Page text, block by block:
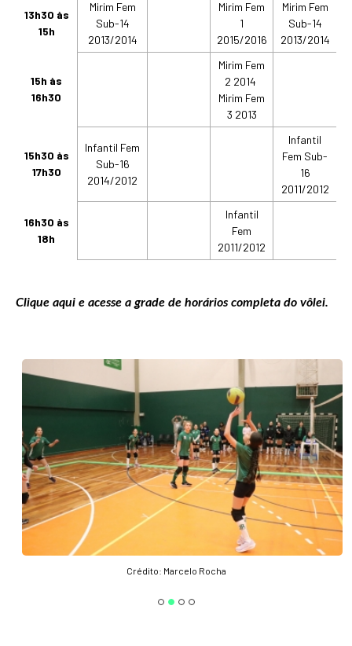
13h30 às
15h
Mirim Fem
Sub-14
2013/2014
Mirim Fem
1
2015/2016
Mirim Fem
Sub-14
2013/2014
15h às
16h30
Mirim Fem
2 2014
Mirim Fem
3 2013
15h30 às
17h30
Infantil Fem
Sub-16
2014/2012
Infantil
Fem Sub-
16
2011/2012
16h30 às
18h
Infantil
Fem
2011/2012
Clique aqui e acesse a grade de horários completa do vôlei.
Crédito: Marcelo Rocha